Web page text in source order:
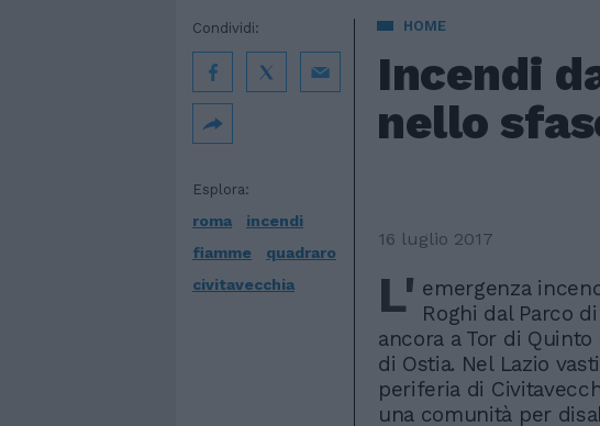
HOME
Incendi
nello
Esplora:
roma
incendi
fiamme
quadraro
civitavecchia
Condividi:
16 luglio 2017
L' emergenza
Roghi dal Parco
ancora a Tor di
di Ostia. Nel Lazio
periferia di
una comunità per